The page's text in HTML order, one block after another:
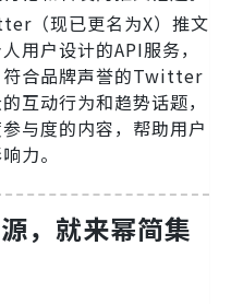
（现已更名为X）推文
用户设计的API服务，
符合品牌声誉的Twitter
互动行为和趋势话题，
与度的内容，帮助用户
力。
，就来幂简集